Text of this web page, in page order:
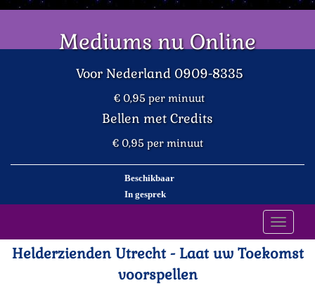
Mediums nu Online
Voor Nederland 0909-8335
€ 0,95 per minuut
Bellen met Credits
€ 0,95 per minuut
Beschikbaar
In gesprek
Toggle
Helderzienden Utrecht - Laat uw Toekomst
voorspellen